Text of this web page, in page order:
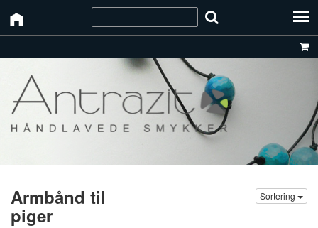
Armbånd til
piger
Sortering